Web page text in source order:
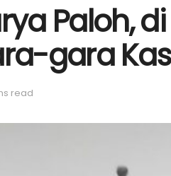
Paloh,
gara
read